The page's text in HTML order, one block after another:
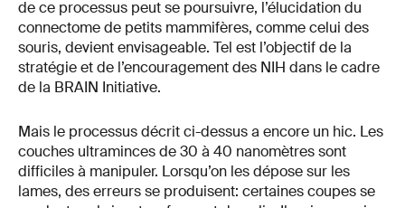
de ce processus peut se poursuivre, l’élucidation du
connectome de petits mammifères, comme celui des
souris, devient envisageable. Tel est l’objectif de la
stratégie et de l’encouragement des NIH dans le cadre
de la BRAIN Initiative.
Mais le processus décrit ci-dessus a encore un hic. Les
couches ultraminces de 30 à 40 nanomètres sont
difficiles à manipuler. Lorsqu’on les dépose sur les
lames, des erreurs se produisent: certaines coupes se